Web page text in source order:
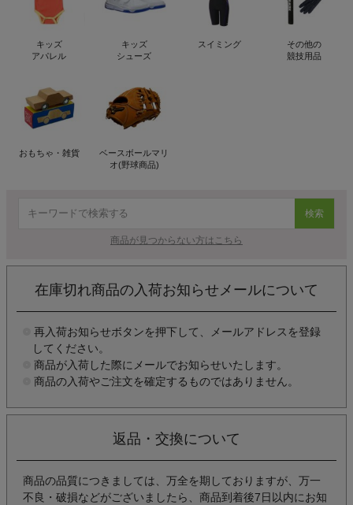
キッズ
アパレル
キッズ
シューズ
スイミング
その他の
競技用品
おもちゃ・雑貨
ベースボールマリ
オ(野球商品)
検索
商品が見つからない方はこちら
在庫切れ商品の入荷お知らせメールについて
再入荷お知らせボタンを押下して、メールアドレスを登録
してください。
商品が入荷した際にメールでお知らせいたします。
商品の入荷やご注文を確定するものではありません。
返品・交換について
商品の品質につきましては、万全を期しておりますが、万一
不良・破損などがございましたら、商品到着後7日以内にお知